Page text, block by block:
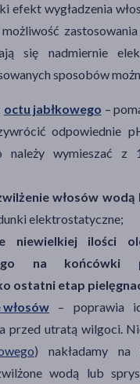
efekt wygładzenia
się nadmiernie
sposobów
octu jabłkowego –
odpowiednie
należy wymieszać z
włosów
elektrostatyczne;
niewielkiej ilości
na końcówki
ostatni etap
– poprawia
przed utratą wilgoci.
) nakładamy
wodą lub